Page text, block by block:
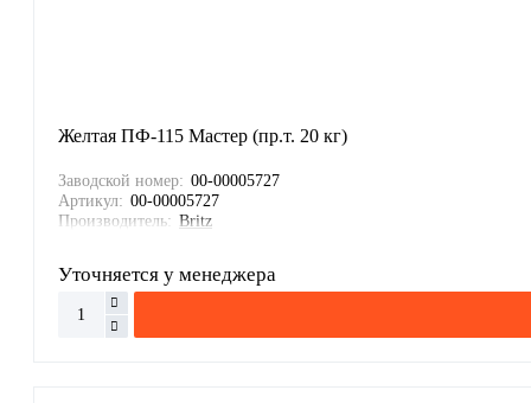
Желтая ПФ-115 Мастер (пр.т. 20 кг)
Заводской номер: 00-00005727
Артикул: 00-00005727
Производитель: Britz
Уточняется у менеджера